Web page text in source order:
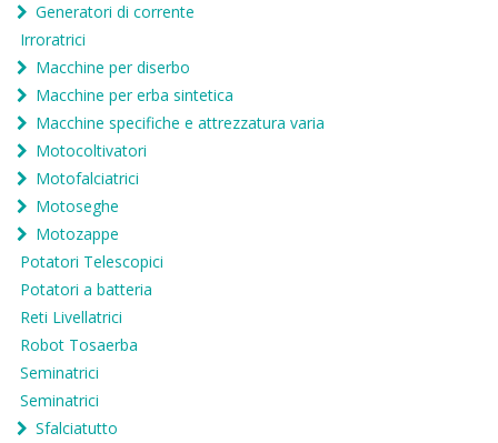
Generatori di corrente
Irroratrici
Macchine per diserbo
Macchine per erba sintetica
Macchine specifiche e attrezzatura varia
Motocoltivatori
Motofalciatrici
Motoseghe
Motozappe
Potatori Telescopici
Potatori a batteria
Reti Livellatrici
Robot Tosaerba
Seminatrici
Seminatrici
Sfalciatutto